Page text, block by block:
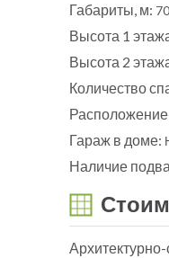
Габариты, м:
Высота 1
Высота 2
Количество
Расположение
Гараж в доме:
Наличие
Архитектурно-